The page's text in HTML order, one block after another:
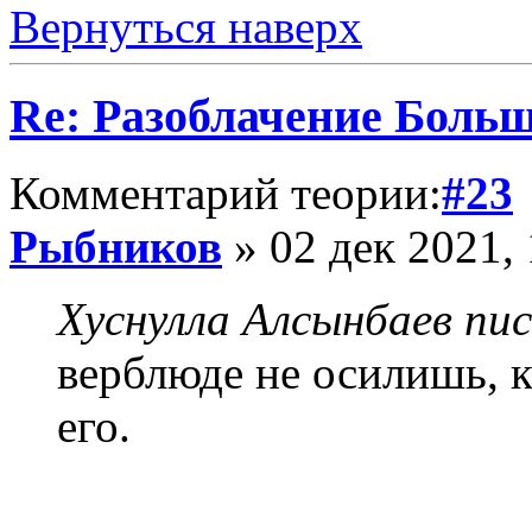
Вернуться наверх
Re: Разоблачение
Комментарий теории:#23
Рыбников » 02 дек 2021,
Хуснулла Алсынбаев
верблюде не осилишь,
его.